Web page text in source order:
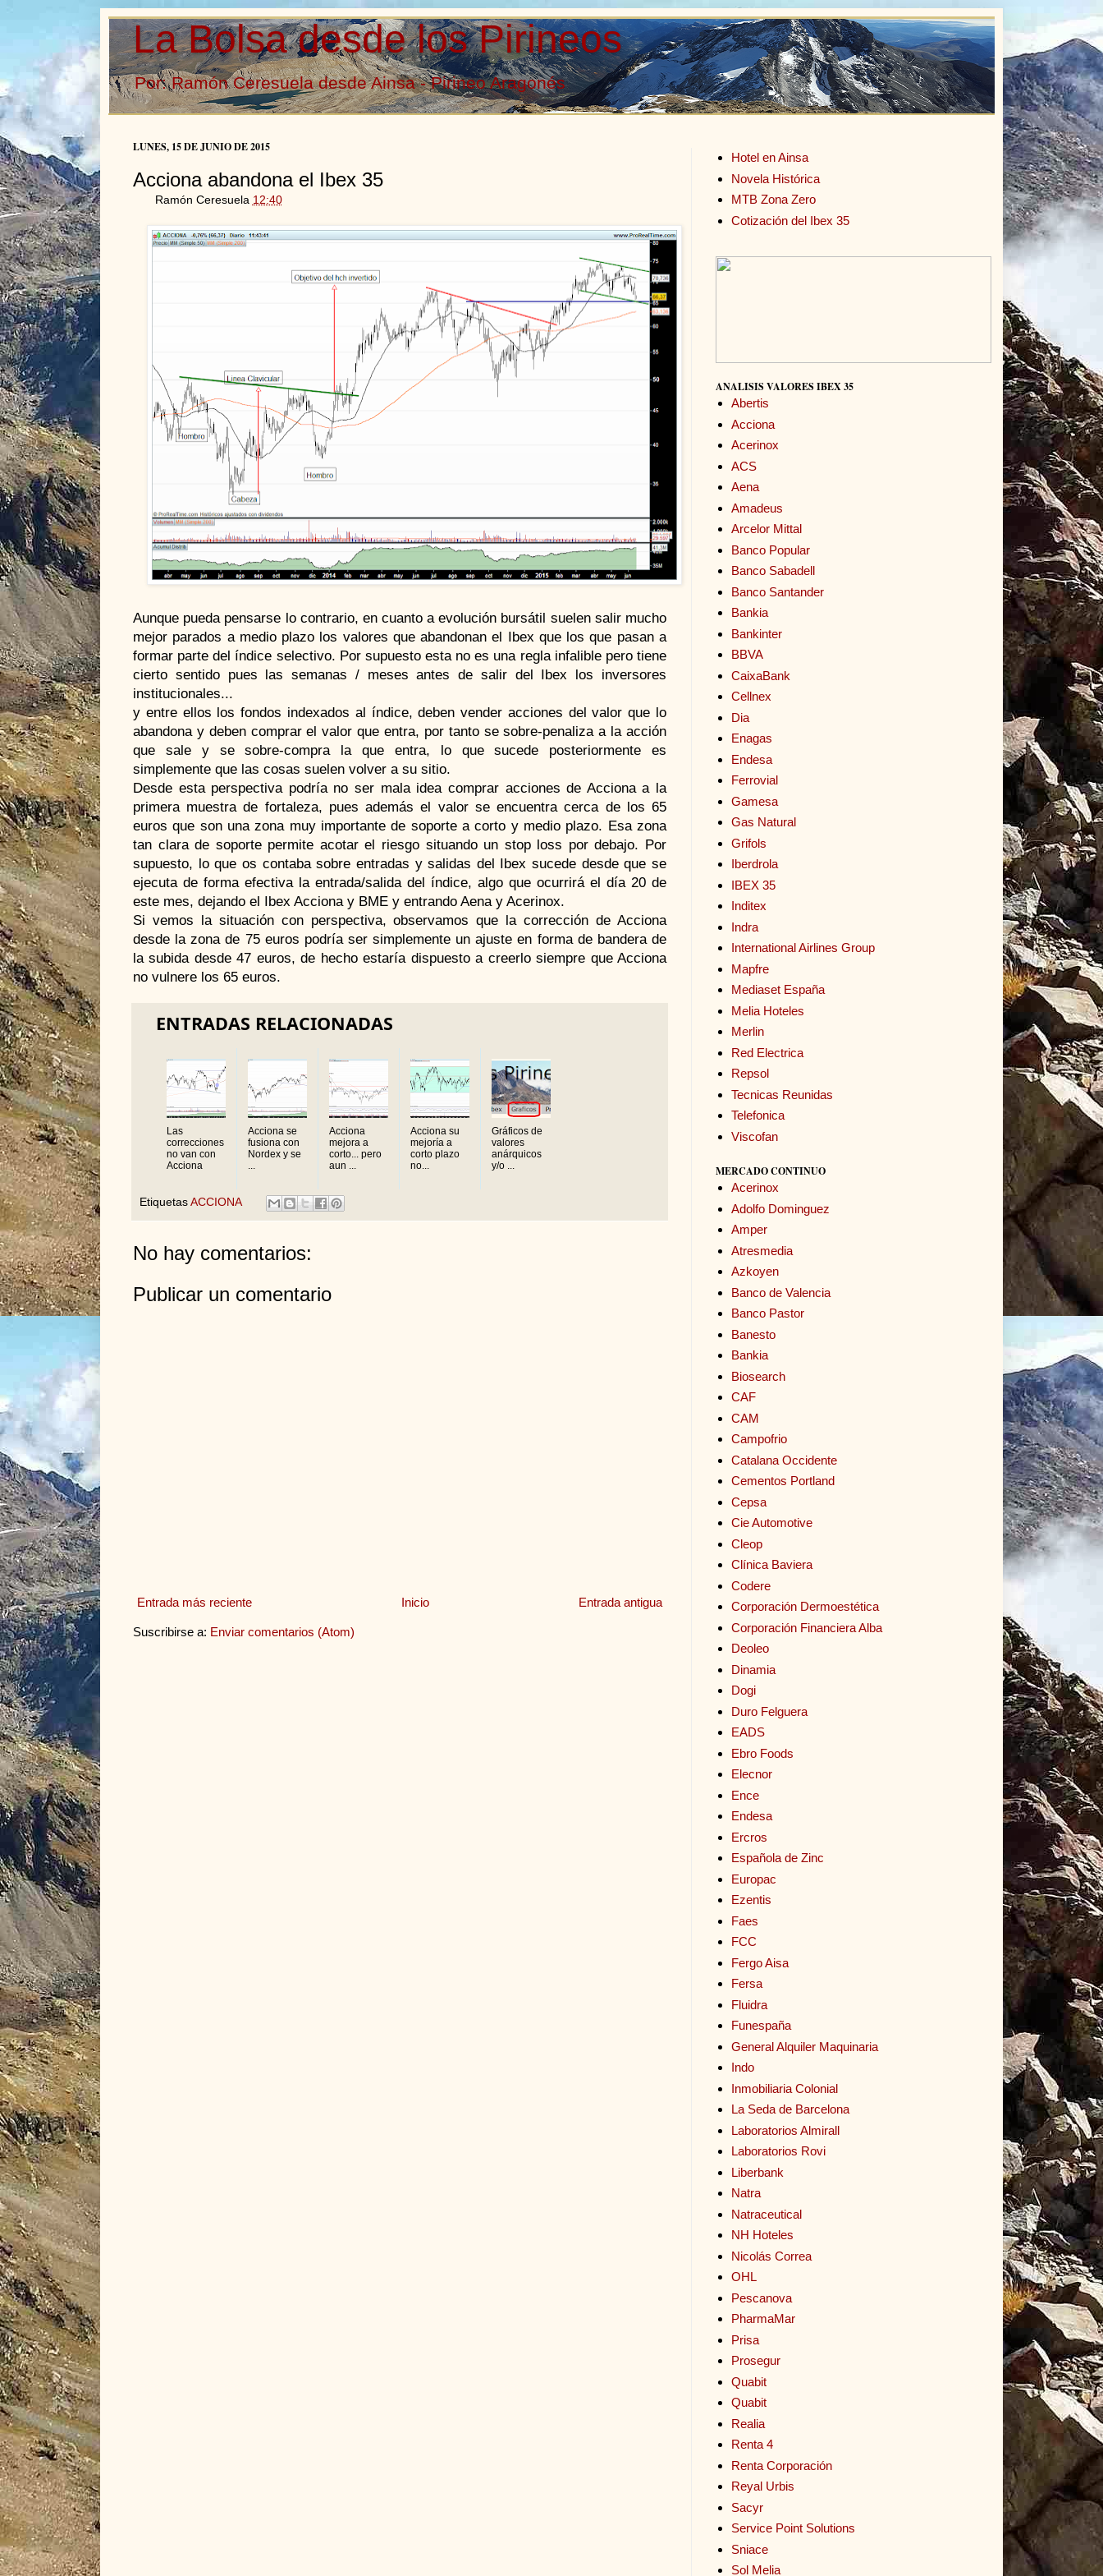
La Bolsa desde los Pirineos
Por: Ramón Ceresuela desde Ainsa - Pirineo Aragonés
LUNES, 15 DE JUNIO DE 2015
Acciona abandona el Ibex 35
Ramón Ceresuela 12:40
Aunque pueda pensarse lo contrario, en cuanto a evolución bursátil suelen salir mucho
mejor parados a medio plazo los valores que abandonan el Ibex que los que pasan a
formar parte del índice selectivo. Por supuesto esta no es una regla infalible pero tiene
cierto sentido pues las semanas / meses antes de salir del Ibex los inversores
institucionales...
y entre ellos los fondos indexados al índice, deben vender acciones del valor que lo
abandona y deben comprar el valor que entra, por tanto se sobre-penaliza a la acción
que sale y se sobre-compra la que entra, lo que sucede posteriormente es
simplemente que las cosas suelen volver a su sitio.
Desde esta perspectiva podría no ser mala idea comprar acciones de Acciona a la
primera muestra de fortaleza, pues además el valor se encuentra cerca de los 65
euros que son una zona muy importante de soporte a corto y medio plazo. Esa zona
tan clara de soporte permite acotar el riesgo situando un stop loss por debajo. Por
supuesto, lo que os contaba sobre entradas y salidas del Ibex sucede desde que se
ejecuta de forma efectiva la entrada/salida del índice, algo que ocurrirá el día 20 de
este mes, dejando el Ibex Acciona y BME y entrando Aena y Acerinox.
Si vemos la situación con perspectiva, observamos que la corrección de Acciona
desde la zona de 75 euros podría ser simplemente un ajuste en forma de bandera de
la subida desde 47 euros, de hecho estaría dispuesto a creerlo siempre que Acciona
no vulnere los 65 euros.
ENTRADAS RELACIONADAS
Las
correcciones
no van con
Acciona
Acciona se
fusiona con
Nordex y se
...
Acciona
mejora a
corto... pero
aun ...
Acciona su
mejoría a
corto plazo
no...
Gráficos de
valores
anárquicos
y/o ...
Etiquetas ACCIONA
No hay comentarios:
Publicar un comentario
Entrada más reciente Entrada antigua
Inicio
Suscribirse a: Enviar comentarios (Atom)
Hotel en Ainsa
Novela Histórica
MTB Zona Zero
Cotización del Ibex 35
ANALISIS VALORES IBEX 35
Abertis
Acciona
Acerinox
ACS
Aena
Amadeus
Arcelor Mittal
Banco Popular
Banco Sabadell
Banco Santander
Bankia
Bankinter
BBVA
CaixaBank
Cellnex
Dia
Enagas
Endesa
Ferrovial
Gamesa
Gas Natural
Grifols
Iberdrola
IBEX 35
Inditex
Indra
International Airlines Group
Mapfre
Mediaset España
Melia Hoteles
Merlin
Red Electrica
Repsol
Tecnicas Reunidas
Telefonica
Viscofan
MERCADO CONTINUO
Acerinox
Adolfo Dominguez
Amper
Atresmedia
Azkoyen
Banco de Valencia
Banco Pastor
Banesto
Bankia
Biosearch
CAF
CAM
Campofrio
Catalana Occidente
Cementos Portland
Cepsa
Cie Automotive
Cleop
Clínica Baviera
Codere
Corporación Dermoestética
Corporación Financiera Alba
Deoleo
Dinamia
Dogi
Duro Felguera
EADS
Ebro Foods
Elecnor
Ence
Endesa
Ercros
Española de Zinc
Europac
Ezentis
Faes
FCC
Fergo Aisa
Fersa
Fluidra
Funespaña
General Alquiler Maquinaria
Indo
Inmobiliaria Colonial
La Seda de Barcelona
Laboratorios Almirall
Laboratorios Rovi
Liberbank
Natra
Natraceutical
NH Hoteles
Nicolás Correa
OHL
Pescanova
PharmaMar
Prisa
Prosegur
Quabit
Quabit
Realia
Renta 4
Renta Corporación
Reyal Urbis
Sacyr
Service Point Solutions
Sniace
Sol Melia